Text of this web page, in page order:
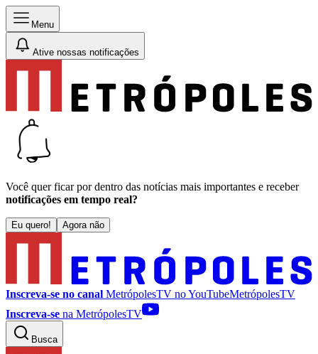
Menu
Ative nossas notificações
Você quer ficar por dentro das notícias mais importantes e receber
notificações em tempo real?
Eu quero! Agora não
Inscreva-se no canal MetrópolesTV noYouTubeMetrópolesTV
Inscreva-se na MetrópolesTV
Busca